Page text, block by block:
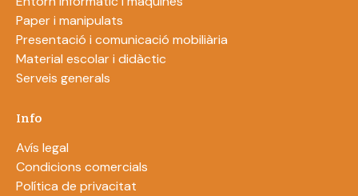
Paper i manipulats
Presentació i comunicació mobiliària
Material escolar i didàctic
Serveis generals
Info
Avís legal
Condicions comercials
Política de privacitat